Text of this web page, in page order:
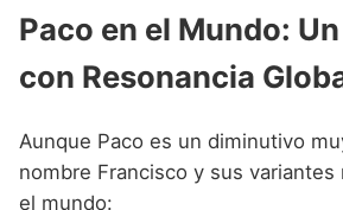
Paco en el Mundo:
con Resonancia
Aunque Paco es un diminutivo
nombre Francisco y sus
el mundo: